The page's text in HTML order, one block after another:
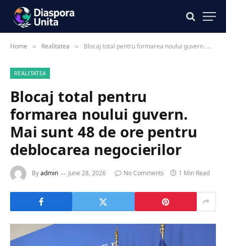
Home » Realitatea » Blocaj total pentru formarea noului guvern. Mai sunt 48 de ore pentru deblocarea negocierilor
REALITATEA
Blocaj total pentru
formarea noului guvern.
Mai sunt 48 de ore pentru
deblocarea negocierilor
Byadmin June 28, 2026 No Comments 1 Min Read